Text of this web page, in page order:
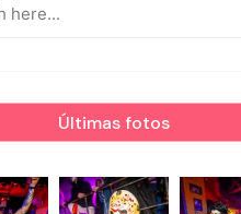
Últimas fotos